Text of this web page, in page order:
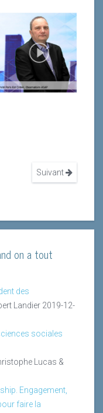
Suivant
on a tout
des
Landier 2019-12-
sociales
Lucas &
Engagement,
faire la